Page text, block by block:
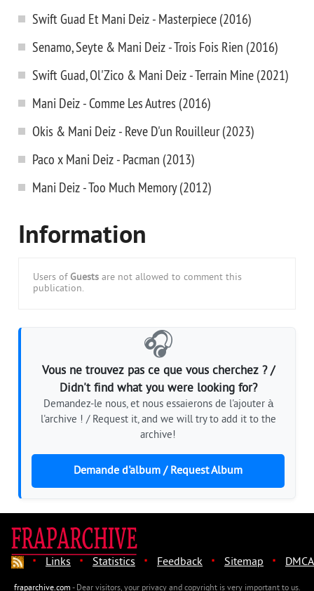
Swift Guad Et Mani Deiz - Masterpiece (2016)
Senamo, Seyte & Mani Deiz - Trois Fois Rien (2016)
Swift Guad, Ol'Zico & Mani Deiz - Terrain Mine (2021)
Mani Deiz - Comme Les Autres (2016)
Okis & Mani Deiz - Reve D'un Rouilleur (2023)
Paco x Mani Deiz - Pacman (2013)
Mani Deiz - Too Much Memory (2012)
Information
Users of Guests are not allowed to comment this
publication.
🎧
Vous ne trouvez pas ce que vous cherchez ? /
Didn't find what you were looking for?
Demandez-le nous, et nous essaierons de l'ajouter à
l'archive ! / Request it, and we will try to add it to the
archive!
Demande d'album / Request Album
· Links · Statistics · Feedback · Sitemap · DMCA
fraparchive.com - Dear visitors, your privacy and copyright is very important to us.